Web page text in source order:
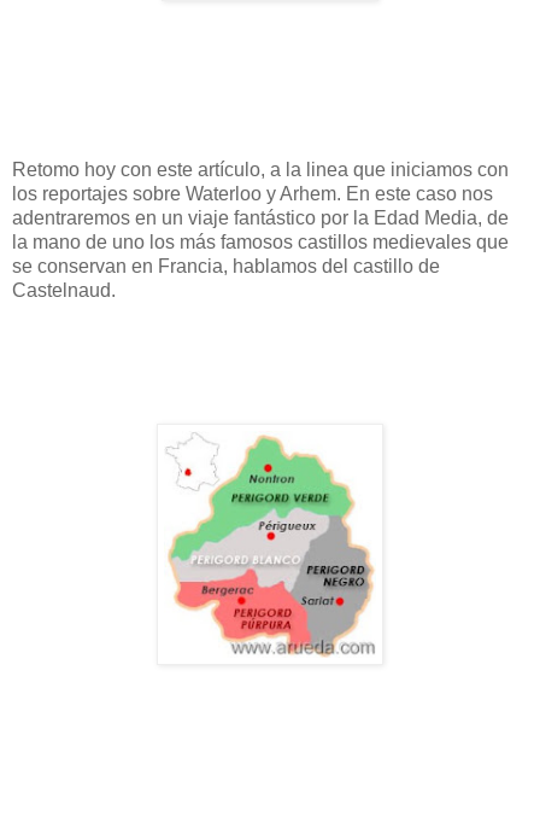
Retomo hoy con este artículo, a la linea que iniciamos con
los reportajes sobre Waterloo y Arhem. En este caso nos
adentraremos en un viaje fantástico por la Edad Media, de
la mano de uno los más famosos castillos medievales que
se conservan en Francia, hablamos del castillo de
Castelnaud.